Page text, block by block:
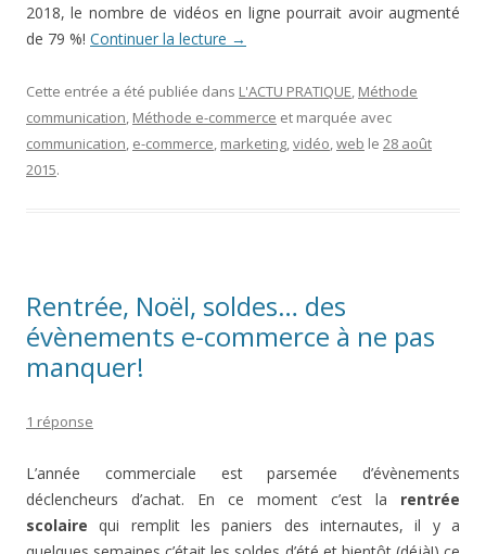
2018, le nombre de vidéos en ligne pourrait avoir augmenté
de 79 %! Continuer la lecture →
Cette entrée a été publiée dans L'ACTU PRATIQUE, Méthode
communication, Méthode e-commerce et marquée avec
communication, e-commerce, marketing,vidéo,web le 28 août
2015.
Rentrée, Noël, soldes… des
évènements e-commerce à ne pas
manquer!
1 réponse
L’année commerciale est parsemée d’évènements
déclencheurs d’achat. En ce moment c’est la rentrée
scolaire qui remplit les paniers des internautes, il y a